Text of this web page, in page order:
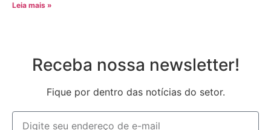
Leia mais »
Receba nossa newsletter!
Fique por dentro das notícias do setor.